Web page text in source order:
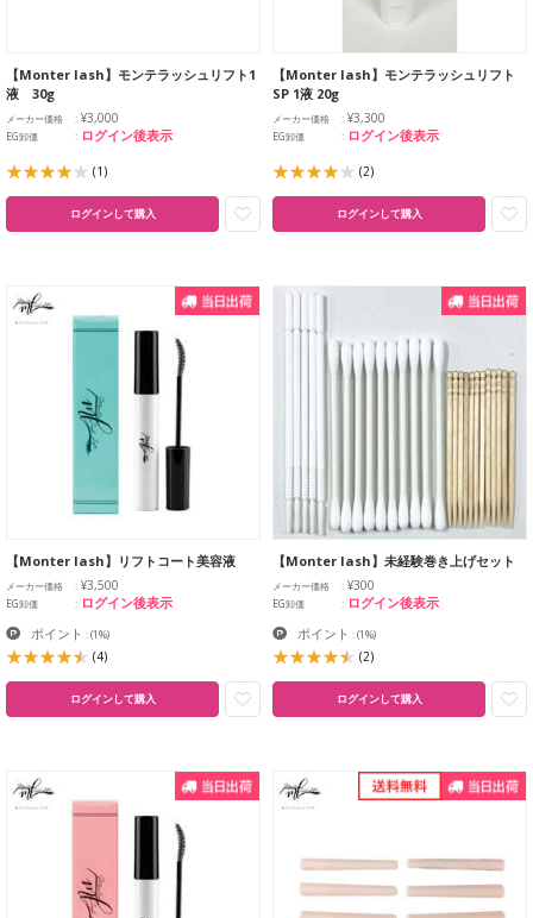
【Monter lash】モンテラッシュリフト1
液 30g
メーカー価格 ¥3,000
EG卸価 ログイン後表示
(1)
ログインして購入
【Monter lash】モンテラッシュリフト
SP 1液 20g
メーカー価格 ¥3,300
EG卸価 ログイン後表示
(2)
ログインして購入
【Monter lash】リフトコート美容液
メーカー価格 ¥3,500
EG卸価 ログイン後表示
ポイント :(1%)
(4)
ログインして購入
【Monter lash】未経験巻き上げセット
メーカー価格 ¥300
EG卸価 ログイン後表示
ポイント :(1%)
(2)
ログインして購入